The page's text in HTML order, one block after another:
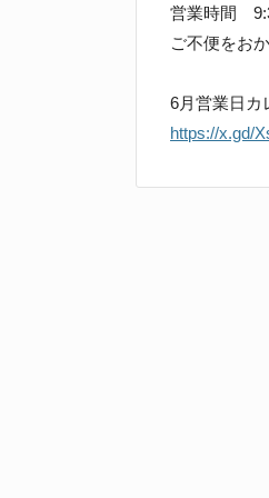
営業時間
ご不便をお
6月営業日カ
https://x.gd/